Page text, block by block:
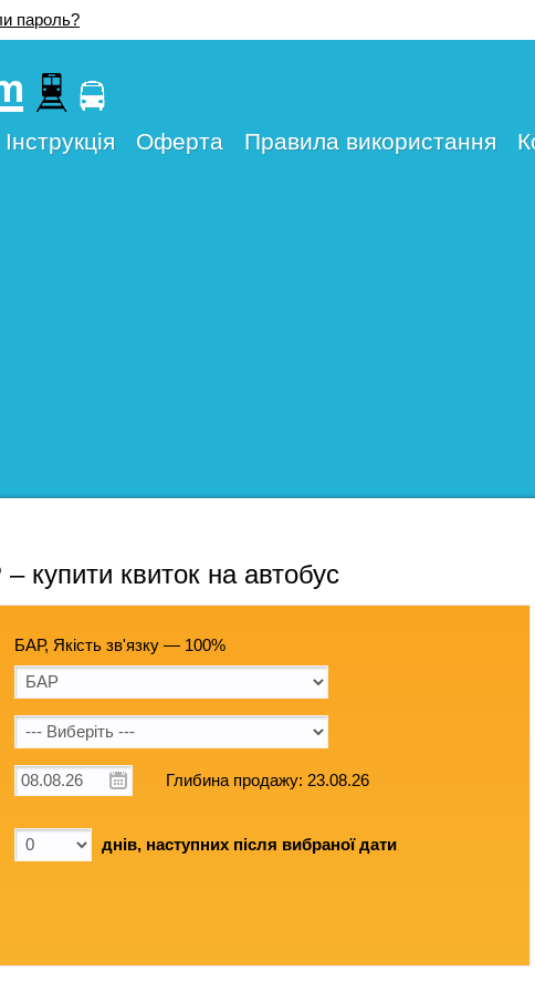
пароль?
Інструкція Оферта Правила використання
купити квиток на автобус
БАР, Якість зв'язку — 100%
Глибина продажу: 23.08.26
днів, наступних після вибраної дати